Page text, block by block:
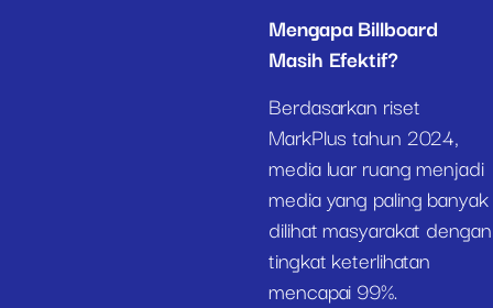
Mengapa Billboard
Masih Efektif?
Berdasarkan riset
MarkPlus tahun 2024,
media luar ruang menjadi
media yang paling banyak
dilihat masyarakat dengan
tingkat keterlihatan
mencapai 99%.